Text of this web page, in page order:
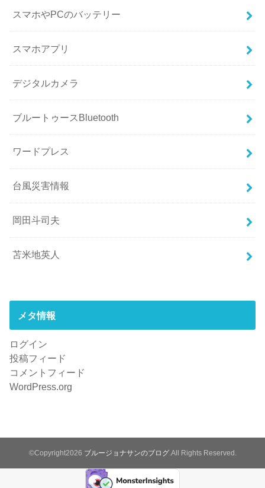
スマホやPCのバッテリー
スマホアプリ
デジタルカメラ
ブルートゥースBluetooth
ワードプレス
台風災害情報
岡田斗司夫
苫米地英人
メタ情報
ログイン
投稿フィード
コメントフィード
WordPress.org
©Copyright2026 ブルージョナサンのブログ.All Rights Reserved.